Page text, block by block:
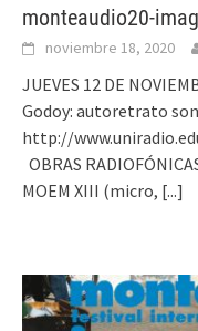
monteaudio20-
noviembre 18, 2020
JUEVES 12 DE
Godoy: autoretrato
http://
OBRAS
MOEM XIII (micro, [...]